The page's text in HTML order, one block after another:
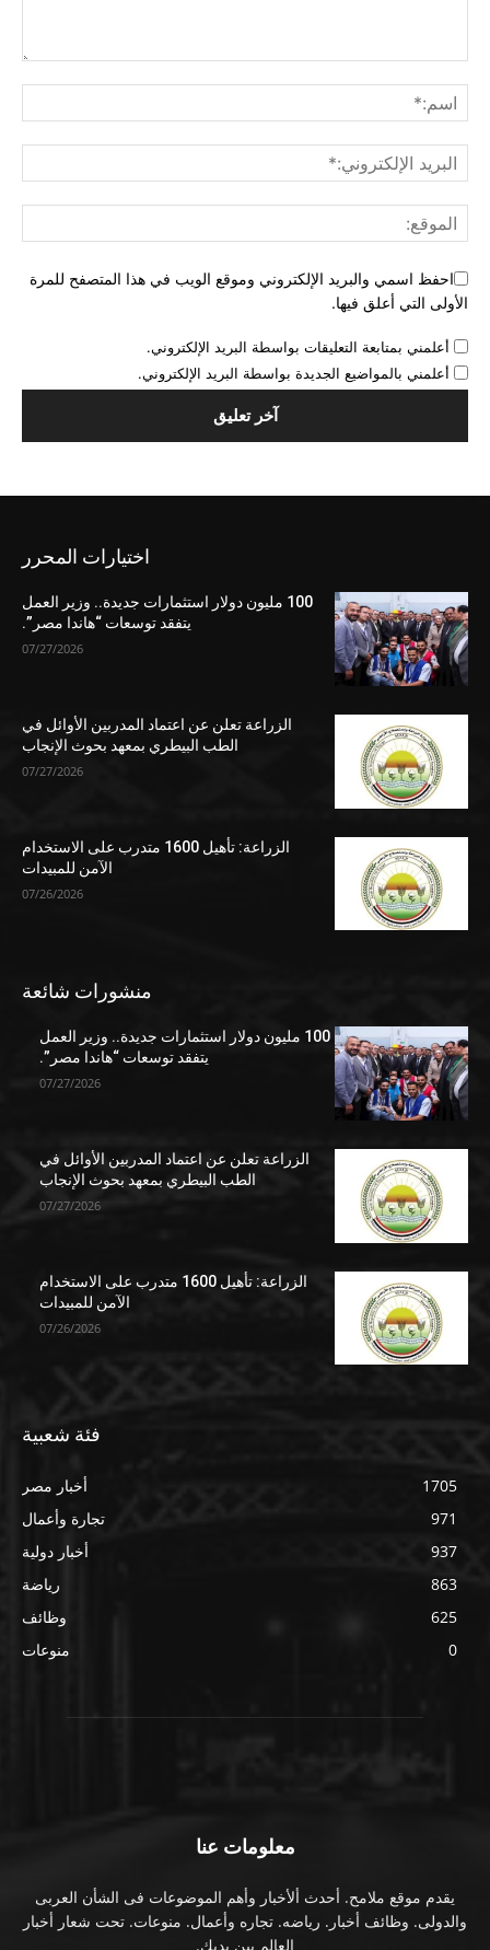
احفظ اسمي والبريد الإلكتروني وموقع الويب في هذا المتصفح للمرة
الأولى التي أعلق فيها.
أعلمني بمتابعة التعليقات بواسطة البريد الإلكتروني.
أعلمني بالمواضيع الجديدة بواسطة البريد الإلكتروني.
اختيارات المحرر
100 مليون دولار استثمارات جديدة.. وزير العمل
يتفقد توسعات “هاندا مصر”.
07/27/2026
الزراعة تعلن عن اعتماد المدربين الأوائل في
الطب البيطري بمعهد بحوث الإنجاب
07/27/2026
الزراعة: تأهيل 1600 متدرب على الاستخدام
الآمن للمبيدات
07/26/2026
منشورات شائعة
100 مليون دولار استثمارات جديدة.. وزير العمل
يتفقد توسعات “هاندا مصر”.
07/27/2026
الزراعة تعلن عن اعتماد المدربين الأوائل في
الطب البيطري بمعهد بحوث الإنجاب
07/27/2026
الزراعة: تأهيل 1600 متدرب على الاستخدام
الآمن للمبيدات
07/26/2026
فئة شعبية
أخبار مصر
1705
تجارة وأعمال
971
أخبار دولية
937
رياضة
863
وظائف
625
منوعات
0
معلومات عنا
يقدم موقع ملامح. أحدث ألأخبار وأهم الموضوعات فى الشأن العربى
والدولى. وظائف أخبار. رياضه. تجاره وأعمال. منوعات. تحت شعار أخبار
العالم بين يديك.